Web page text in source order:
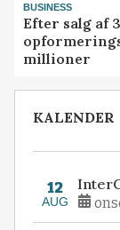
BUSINESS
Efter salg af
millioner
KALENDER
12
AUG